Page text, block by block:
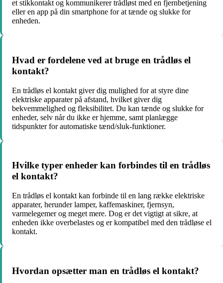
et stikkontakt og kommunikerer trådløst med en fjernbetjening
eller en app på din smartphone for at tænde og slukke for
enheden.
Hvad er fordelene ved at bruge en trådløs el
kontakt?
En trådløs el kontakt giver dig mulighed for at styre dine
elektriske apparater på afstand, hvilket giver dig
bekvemmelighed og fleksibilitet. Du kan tænde og slukke for
enheder, selv når du ikke er hjemme, samt planlægge
tidspunkter for automatiske tænd/sluk-funktioner.
Hvilke typer enheder kan forbindes til en trådløs
el kontakt?
En trådløs el kontakt kan forbinde til en lang række elektriske
apparater, herunder lamper, kaffemaskiner, fjernsyn,
varmelegemer og meget mere. Dog er det vigtigt at sikre, at
enheden ikke overbelastes og er kompatibel med den trådløse el
kontakt.
Hvordan opsætter man en trådløs el kontakt?